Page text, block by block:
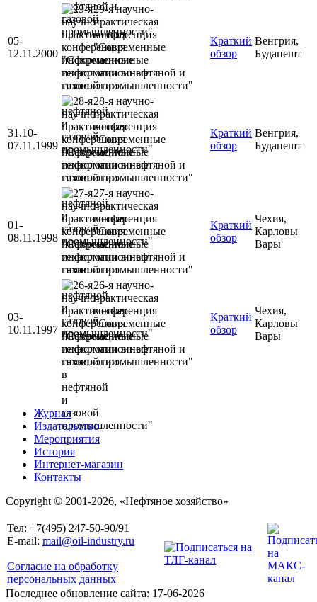
05-
12.11.2000
29-я научно-
практическая
конференция
"Современные
информационные
технологии в нефтяной и
газовой промышленности"
Краткий
обзор
Венгрия,
Будапешт
31.10-
07.11.1999
28-я научно-
практическая
конференция
"Современные
информационные
технологии в нефтяной и
газовой промышленности"
Краткий
обзор
Венгрия,
Будапешт
01-
08.11.1998
27-я научно-
практическая
конференция
"Современные
информационные
технологии в нефтяной и
газовой промышленности"
Краткий
обзор
Чехия,
Карловы
Вары
03-
10.11.1997
26-я научно-
практическая
конференция
"Современные
информационные
технологии в нефтяной и
газовой промышленности"
Краткий
обзор
Чехия,
Карловы
Вары
Журнал
Издательство
Мероприятия
История
Интернет-магазин
Контакты
Copyright © 2001-2026, «Нефтяное хозяйство»
Тел: +7(495) 247-50-90/91
E-mail: mail@oil-industry.ru
Согласие на обработку
персональных данных
Последнее обновление сайта: 17-06-2026